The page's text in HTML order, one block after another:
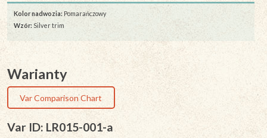
Kolor nadwozia: Pomarańczowy
Wzór: Silver trim
Warianty
Var Comparison Chart
Var ID: LR015-001-a